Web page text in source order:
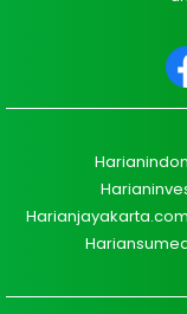
Harianjayakarta.com